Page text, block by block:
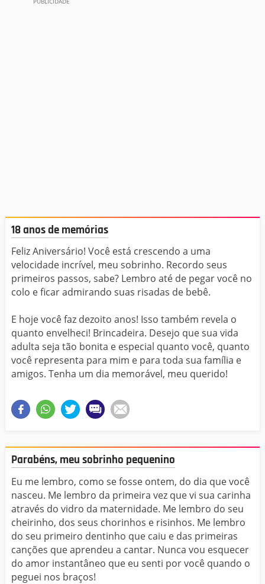
18 anos de memórias
Feliz Aniversário! Você está crescendo a uma
velocidade incrível, meu sobrinho. Recordo seus
primeiros passos, sabe? Lembro até de pegar você no
colo e ficar admirando suas risadas de bebê.
E hoje você faz dezoito anos! Isso também revela o
quanto envelheci! Brincadeira. Desejo que sua vida
adulta seja tão bonita e especial quanto você, quanto
você representa para mim e para toda sua família e
amigos. Tenha um dia memorável, meu querido!
Parabéns, meu sobrinho pequenino
Eu me lembro, como se fosse ontem, do dia que você
nasceu. Me lembro da primeira vez que vi sua carinha
através do vidro da maternidade. Me lembro do seu
cheirinho, dos seus chorinhos e risinhos. Me lembro
do seu primeiro dentinho que caiu e das primeiras
canções que aprendeu a cantar. Nunca vou esquecer
do amor instantâneo que eu senti por você quando o
peguei nos braços!